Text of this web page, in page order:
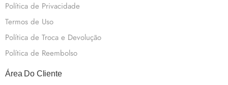
Política de Privacidade
Termos de Uso
Política de Troca e Devolução
Política de Reembolso
Área Do Cliente